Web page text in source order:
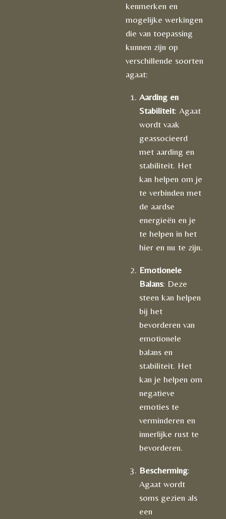
kenmerken en
mogelijke werkingen
die van toepassing
kunnen zijn op
verschillende soorten
agaat:
Aarding en
Stabiliteit: Agaat
wordt vaak
geassocieerd
met aarding en
stabiliteit. Het
kan helpen om je
te verbinden met
de aardse
energieën en je
te helpen in het
hier en nu te zijn.
Emotionele
Balans: Deze
steen kan helpen
bij het
bevorderen van
emotionele
balans en
stabiliteit. Het
kan je helpen om
negatieve
emoties te
verminderen en
innerlijke rust te
bevorderen.
Bescherming:
Agaat wordt
soms gezien als
een